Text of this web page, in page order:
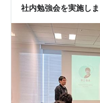
界で探してい…
社内勉強会を実施し